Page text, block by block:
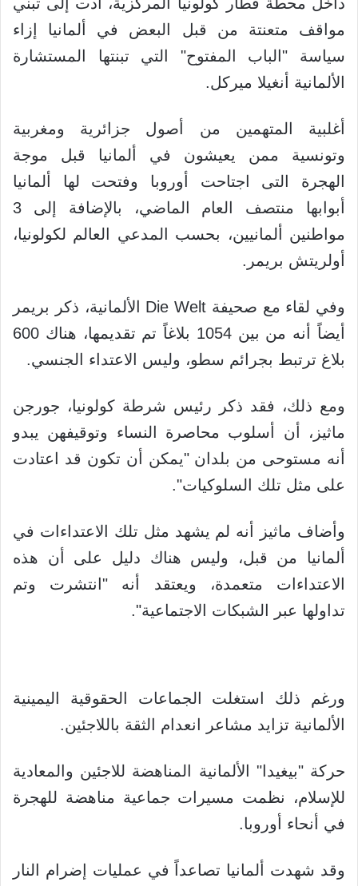
مواقف متعنتة من قبل البعض في ألمانيا إزاء
سياسة "الباب المفتوح" التي تبنتها المستشارة
الألمانية أنغيلا ميركل.
أغلبية المتهمين من أصول جزائرية ومغربية
وتونسية ممن يعيشون في ألمانيا قبل موجة
الهجرة التى اجتاحت أوروبا وفتحت لها ألمانيا
أبوابها منتصف العام الماضي، بالإضافة إلى 3
مواطنين ألمانيين، بحسب المدعي العالم لكولونيا،
أولريتش بريمر.
وفي لقاء مع صحيفة Die Welt الألمانية، ذكر بريمر
أيضاً أنه من بين 1054 بلاغاً تم تقديمها، هناك 600
بلاغ ترتبط بجرائم سطو، وليس الاعتداء الجنسي.
ومع ذلك، فقد ذكر رئيس شرطة كولونيا، جورجن
ماثيز، أن أسلوب محاصرة النساء وتوقيفهن يبدو
أنه مستوحى من بلدان "يمكن أن تكون قد اعتادت
على مثل تلك السلوكيات".
وأضاف ماثيز أنه لم يشهد مثل تلك الاعتداءات في
ألمانيا من قبل، وليس هناك دليل على أن هذه
الاعتداءات متعمدة، ويعتقد أنه "انتشرت وتم
تداولها عبر الشبكات الاجتماعية".
ورغم ذلك استغلت الجماعات الحقوقية اليمينية
الألمانية تزايد مشاعر انعدام الثقة باللاجئين.
حركة "بيغيدا" الألمانية المناهضة للاجئين والمعادية
للإسلام، نظمت مسيرات جماعية مناهضة للهجرة
في أنحاء أوروبا.
وقد شهدت ألمانيا تصاعداً في عمليات إضرام النار